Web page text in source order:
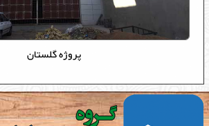
پروژه گلستان